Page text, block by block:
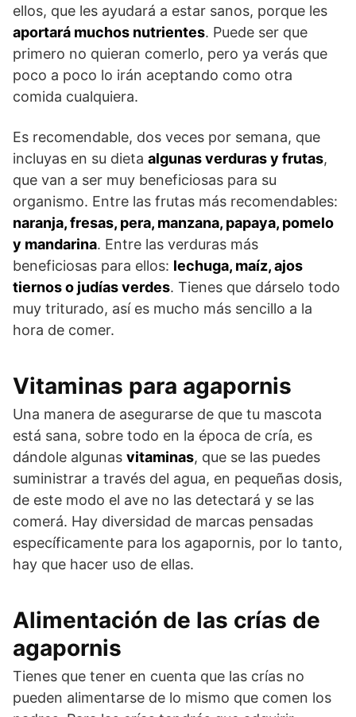
ellos, que les ayudará a estar sanos, porque les
aportará muchos nutrientes. Puede ser que
primero no quieran comerlo, pero ya verás que
poco a poco lo irán aceptando como otra
comida cualquiera.
Es recomendable, dos veces por semana, que
incluyas en su dieta algunas verduras y frutas,
que van a ser muy beneficiosas para su
organismo. Entre las frutas más recomendables:
naranja, fresas, pera, manzana, papaya, pomelo
y mandarina. Entre las verduras más
beneficiosas para ellos: lechuga, maíz, ajos
tiernos o judías verdes. Tienes que dárselo todo
muy triturado, así es mucho más sencillo a la
hora de comer.
Vitaminas para agapornis
Una manera de asegurarse de que tu mascota
está sana, sobre todo en la época de cría, es
dándole algunas vitaminas, que se las puedes
suministrar a través del agua, en pequeñas dosis,
de este modo el ave no las detectará y se las
comerá. Hay diversidad de marcas pensadas
específicamente para los agapornis, por lo tanto,
hay que hacer uso de ellas.
Alimentación de las crías de
agapornis
Tienes que tener en cuenta que las crías no
pueden alimentarse de lo mismo que comen los